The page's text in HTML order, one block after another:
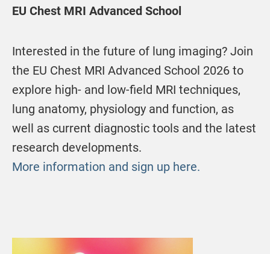
EU Chest MRI Advanced School
Interested in the future of lung imaging? Join
the EU Chest MRI Advanced School 2026 to
explore high- and low-field MRI techniques,
lung anatomy, physiology and function, as
well as current diagnostic tools and the latest
research developments.
More information and sign up here.